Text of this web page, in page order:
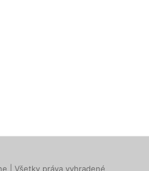
| Všetky práva vyhradené